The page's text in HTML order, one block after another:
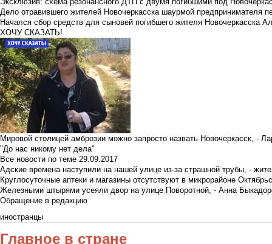
Дело отравившего жителей Новочеркасска шаурмой предпринимателя
Начался сбор средств для сыновей погибшего жителя Новочеркасска
ХОЧУ СКАЗАТЬ!
Мировой столицей амброзии можно запросто назвать Новочеркасск, -
"До нас никому нет дела"
Все новости по теме 29.09.2017
Адские времена наступили на нашей улице из-за страшной трубы, -
Круглосуточные аптеки и магазины отсутствуют в микрорайоне
Железными штырями усеяли двор на улице Поворотной, - Анна
Обращение в редакцию
иностранцы
Главное в стране